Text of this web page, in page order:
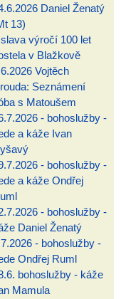
Daniel Ženatý
13)
výročí 100 let
v Blažkově
Vojtěch
Seznámení
s Matoušem
- bohoslužby -
a káže Ivan
- bohoslužby -
a káže Ondřej
- bohoslužby -
Daniel Ženatý
- bohoslužby -
Ondřej Ruml
bohoslužby - káže
Mamula